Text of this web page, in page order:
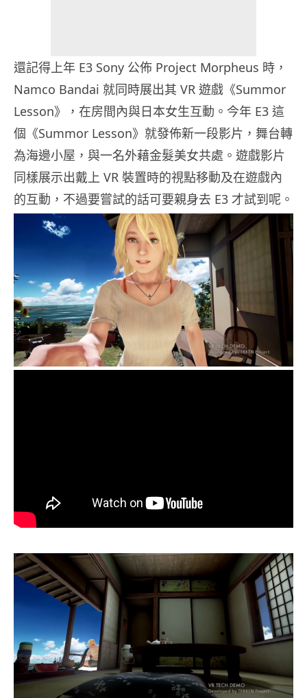
還記得上年 E3 Sony 公佈 Project Morpheus 時，
Namco Bandai 就同時展出其 VR 遊戲《Summor
Lesson》，在房間內與日本女生互動。今年 E3 這
個《Summor Lesson》就發佈新一段影片，舞台轉
為海邊小屋，與一名外藉金髮美女共處。遊戲影片
同樣展示出戴上 VR 裝置時的視點移動及在遊戲內
的互動，不過要嘗試的話可要親身去 E3 才試到呢。